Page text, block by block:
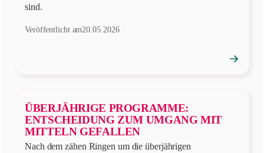
sind.
Veröffentlicht am20.05.2026
→
ÜBERJÄHRIGE PROGRAMME:
ENTSCHEIDUNG ZUM UMGANG MIT
MITTELN GEFALLEN
Nach dem zähen Ringen um die überjährigen